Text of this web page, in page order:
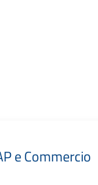
e Commercio